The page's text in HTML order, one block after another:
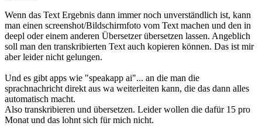
Wenn das Text Ergebnis dann immer noch unverständlich ist, kann
man einen screenshot/Bildschirmfoto vom Text machen und den in
deepl oder einem anderen Übersetzer übersetzen lassen. Angeblich
soll man den transkribierten Text auch kopieren können. Das ist mir
aber leider nicht gelungen.
Und es gibt apps wie "speakapp ai"... an die man die
sprachnachricht direkt aus wa weiterleiten kann, die das dann alles
automatisch macht.
Also transkribieren und übersetzen. Leider wollen die dafür 15 pro
Monat und das lohnt sich für mich nicht.